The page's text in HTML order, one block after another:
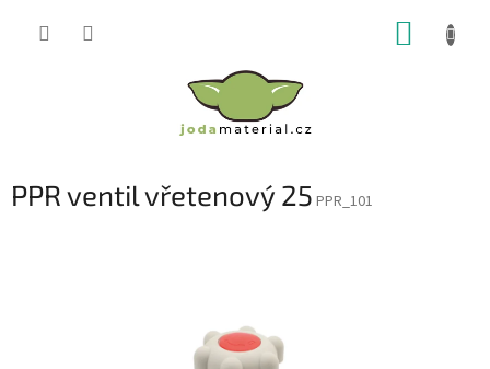
PPR ventil vřetenový 25 PPR_101